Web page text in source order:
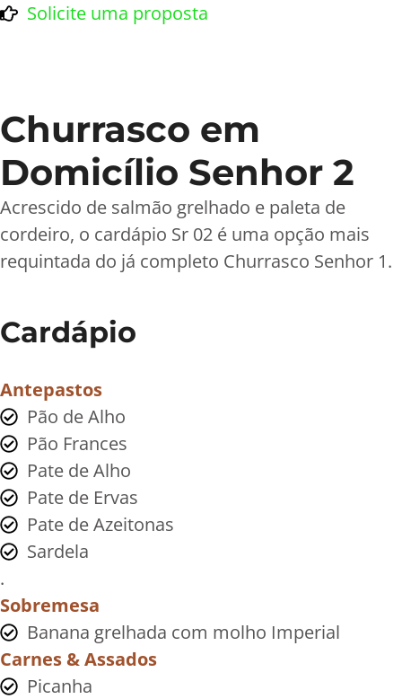
Solicite uma proposta
Churrasco em
Domicílio Senhor 2
Acrescido de salmão grelhado e paleta de
cordeiro, o cardápio Sr 02 é uma opção mais
requintada do já completo Churrasco Senhor 1.
Cardápio
Antepastos
Pão de Alho
Pão Frances
Pate de Alho
Pate de Ervas
Pate de Azeitonas
Sardela
.
Sobremesa
Banana grelhada com molho Imperial
Carnes & Assados
Picanha